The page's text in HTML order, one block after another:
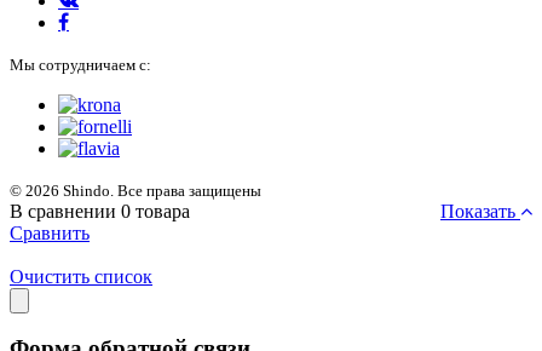
Мы сотрудничаем с:
© 2026 Shindo. Все права защищены
В сравнении 0 товара
Показать
Сравнить
Очистить список